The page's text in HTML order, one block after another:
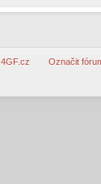
Označit